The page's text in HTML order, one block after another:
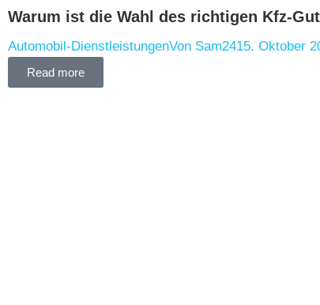
Warum ist die Wahl des richtigen Kfz-
Automobil-DienstleistungenVon Sam2415. Oktober
Read more